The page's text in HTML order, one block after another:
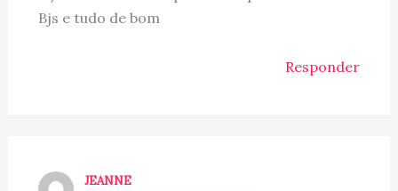
Bjs e tudo de bom
Responder
JEANNE